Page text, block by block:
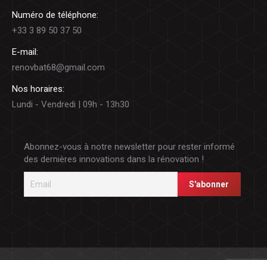
Numéro de téléphone:
+33 3 89 50 37 50
E-mail:
renovbat68@gmail.com
Nos horaires:
Lundi - Vendredi | 09h - 13h30
Abonnez-vous à notre newsletter pour rester informé
des dernières innovations dans la rénovation !